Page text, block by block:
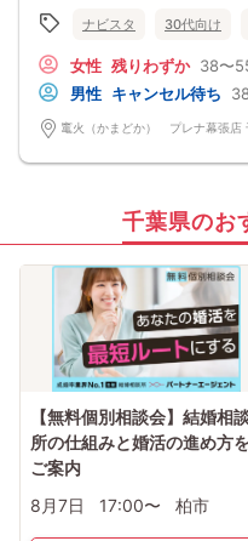
ナビスタ 30代向け
女性 残りわずか 38〜
男性 キャンセル待ち
千葉県のお
【無料個別相談会】結婚相
所の仕組みと婚活の進め方
ご案内
8月7日
17:00〜 柏市